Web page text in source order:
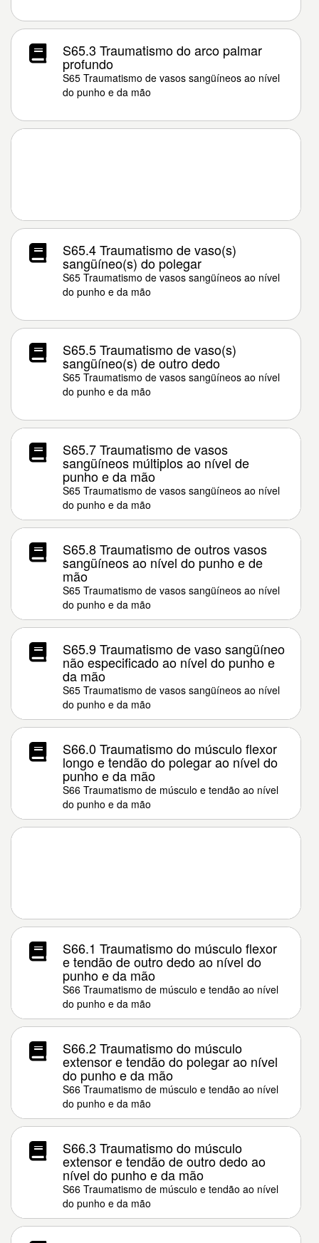
S65.3 Traumatismo do arco palmar
profundo
S65 Traumatismo de vasos sangüíneos ao nível
do punho e da mão
S65.4 Traumatismo de vaso(s)
sangüíneo(s) do polegar
S65 Traumatismo de vasos sangüíneos ao nível
do punho e da mão
S65.5 Traumatismo de vaso(s)
sangüíneo(s) de outro dedo
S65 Traumatismo de vasos sangüíneos ao nível
do punho e da mão
S65.7 Traumatismo de vasos
sangüíneos múltiplos ao nível de
punho e da mão
S65 Traumatismo de vasos sangüíneos ao nível
do punho e da mão
S65.8 Traumatismo de outros vasos
sangüíneos ao nível do punho e de
mão
S65 Traumatismo de vasos sangüíneos ao nível
do punho e da mão
S65.9 Traumatismo de vaso sangüíneo
não especificado ao nível do punho e
da mão
S65 Traumatismo de vasos sangüíneos ao nível
do punho e da mão
S66.0 Traumatismo do músculo flexor
longo e tendão do polegar ao nível do
punho e da mão
S66 Traumatismo de músculo e tendão ao nível
do punho e da mão
S66.1 Traumatismo do músculo flexor
e tendão de outro dedo ao nível do
punho e da mão
S66 Traumatismo de músculo e tendão ao nível
do punho e da mão
S66.2 Traumatismo do músculo
extensor e tendão do polegar ao nível
do punho e da mão
S66 Traumatismo de músculo e tendão ao nível
do punho e da mão
S66.3 Traumatismo do músculo
extensor e tendão de outro dedo ao
nível do punho e da mão
S66 Traumatismo de músculo e tendão ao nível
do punho e da mão